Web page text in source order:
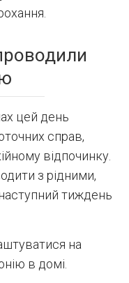
цей день
справ,
відпочинку.
з рідними,
тиждень
на
в домі.